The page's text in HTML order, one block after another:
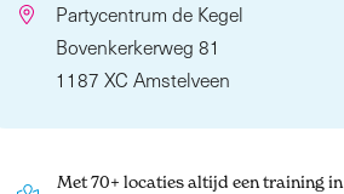
Partycentrum de Kegel
Bovenkerkerweg 81
1187 XC Amstelveen
Met 70+ locaties altijd een training in